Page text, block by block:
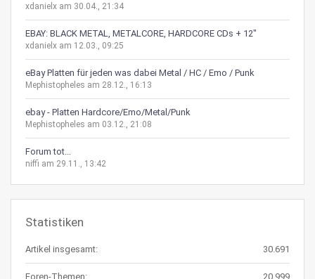
xdanielx am 30.04., 21:34
EBAY: BLACK METAL, METALCORE, HARDCORE CDs + 12"
xdanielx am 12.03., 09:25
eBay Platten für jeden was dabei Metal / HC / Emo / Punk
Mephistopheles am 28.12., 16:13
ebay - Platten Hardcore/Emo/Metal/Punk
Mephistopheles am 03.12., 21:08
Forum tot...
niffi am 29.11., 13:42
Statistiken
Artikel insgesamt: 30.691
Foren-Themen: 20.999